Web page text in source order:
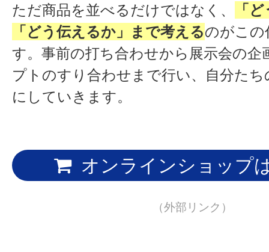
ただ商品を並べるだけではなく、
「
「どう伝えるか」まで考えるのがこの
す。事前の打ち合わせから展示会の企
プトのすり合わせまで行い、自分た
にしていきます。
オンラインショップ
（外部リンク）